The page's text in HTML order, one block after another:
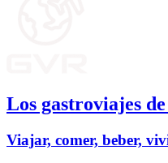
Los gastroviajes
Viajar, comer, beber,